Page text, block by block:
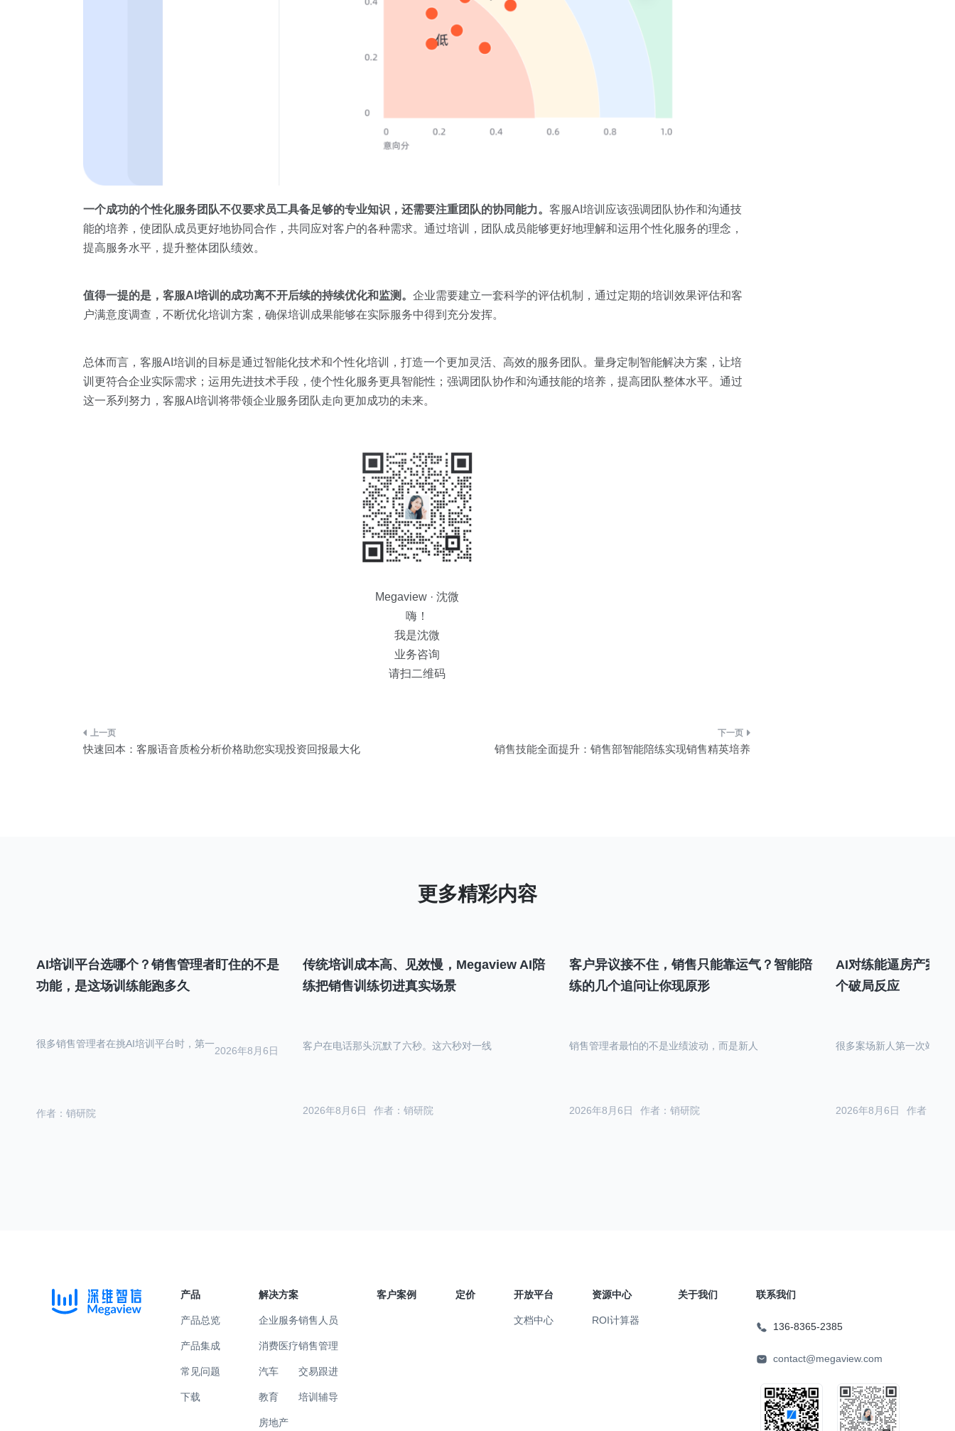
一个成功的个性化服务团队不仅要求员工具备足够的专业知识，还需要注重团队的协同能力。 客服AI培训应该强调团队协作和沟通技
能的培养，使团队成员更好地协同合作，共同应对客户的各种需求。通过培训，团队成员能够更好地理解和运用个性化服务的理念，
提高服务水平，提升整体团队绩效。
值得一提的是，客服AI 培训的成功离不开后续的持续优化和监测。 企业需要建立一套科学的评估机制，通过定期的培训效果评估和客
户满意度调查，不断优化培训方案，确保培训成果能够在实际服务中得到充分发挥。
总体而言，客服AI培训的目标是通过智能化技术和个性化培训，打造一个更加灵活、高效的服务团队。量身定制智能解决方案，让培
训更符合企业实际需求；运用先进技术手段，使个性化服务更具智能性；强调团队协作和沟通技能的培养，提高团队整体水平。通过
这一系列努力，客服AI培训将带领企业服务团队走向更加成功的未来。
Megaview · 沈微
嗨！
我是沈微
业务咨询
请扫二维码
文
快速回本：客服语音质检分析价格助您实现投资回报最大化 销售技能全面提升：销售部智能陪练实现销售精英培养
AI培训平台选哪个？销售管理者盯住的不是
功能，是这场训练能跑多久
作者：销研院
2026年8月6日
很多销售管理者在挑AI培训平台时，第一
传统培训成本高、见效慢，Megaview AI陪
练把销售训练切进真实场景
作者：销研院
2026年8月6日
客户在电话那头沉默了六秒。这六秒对一线
客户异议接不住，销售只能靠运气？智能陪
练的几个追问让你现原形
作者：销研院
2026年8月6日
销售管理者最怕的不是业绩波动，而是新人
AI对练能逼房产案
个破局反应
作者：销
2026年8月6日
很多案场新人第一次站在
产品
产品总览
产品集成
常见问题
下载
解决方案
企业服务
消费医疗
汽车
教育
房地产
销售人员
销售管理
交易跟进
培训辅导
客户案例 定价 开放平台
文档中心
资源中心
ROI计算器
关于我们 联系我们
136-8365-2385
contact@megaview.com